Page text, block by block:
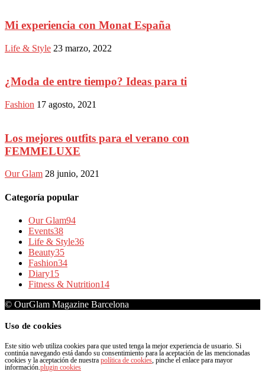
Mi experiencia con Monat España
Life & Style 23 marzo, 2022
¿Moda de entre tiempo? Ideas para ti
Fashion 17 agosto, 2021
Los mejores outfits para el verano con
FEMMELUXE
Our Glam 28 junio, 2021
Categoría popular
Our Glam94
Events38
Life & Style36
Beauty35
Fashion34
Diary15
Fitness & Nutrition14
© OurGlam Magazine Barcelona
Uso de cookies
Este sitio web utiliza cookies para que usted tenga la mejor experiencia de usuario. Si
continúa navegando está dando su consentimiento para la aceptación de las mencionadas
cookies y la aceptación de nuestra política de cookies, pinche el enlace para mayor
información.plugin cookies